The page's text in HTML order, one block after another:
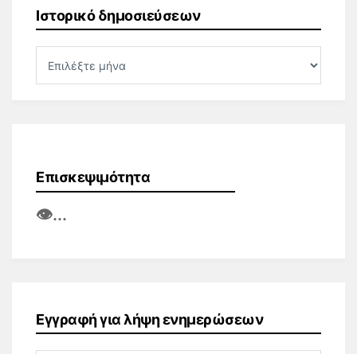
Ιστορικό δημοσιεύσεων
Επισκεψιμότητα
👁️...
Εγγραφή για λήψη ενημερώσεων